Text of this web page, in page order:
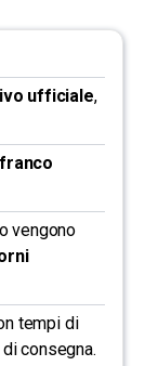
ufficiale,
franco
vengono
tempi di
consegna.